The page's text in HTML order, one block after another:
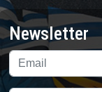
Newsletter